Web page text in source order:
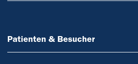
Patienten & Besucher